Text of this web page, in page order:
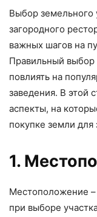
Выбор земельного
загородного
важных шагов на
Правильный выбор
повлиять на
заведения. В этой
аспекты, на
покупке земли для
1.
Местоположение –
при выборе